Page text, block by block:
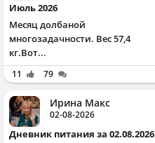
Июль 2026
Месяц долбаной
многозадачности. Вес 57,4
кг.Вот...
11 79
Ирина Макс
02-08-2026
Дневник питания за 02.08.2026